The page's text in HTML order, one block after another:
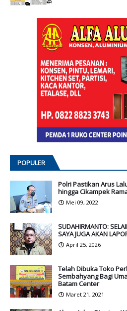
POPULER
Polri Pastikan Arus
hingga Cikampek
Mei 09, 2022
SUDAHIRMANTO:
SAYA JUGA AKAN
April 25, 2026
Telah Dibuka Toko
Sembahyang Bagi
Batam Center
Maret 21, 2021